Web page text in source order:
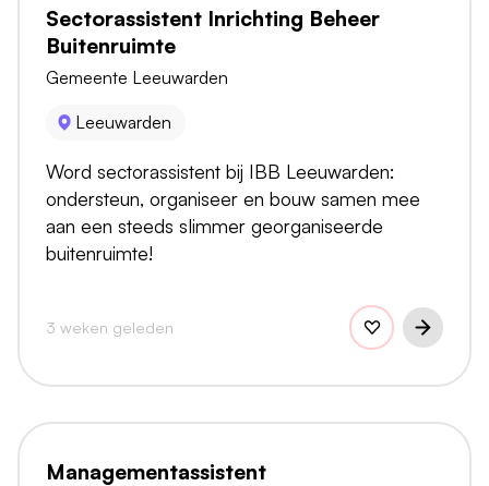
Sectorassistent Inrichting Beheer
Buitenruimte
Gemeente Leeuwarden
Leeuwarden
Word sectorassistent bij IBB Leeuwarden:
ondersteun, organiseer en bouw samen mee
aan een steeds slimmer georganiseerde
buitenruimte!
3 weken geleden
Managementassistent